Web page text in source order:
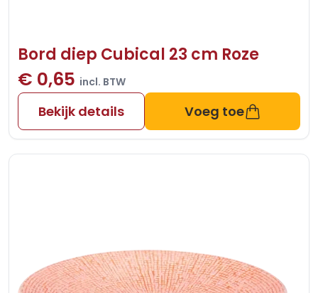
Bord diep Cubical 23 cm Roze
€ 0,65 incl. BTW
Bekijk details Voeg toe